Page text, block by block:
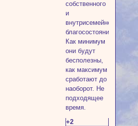
собственного
и
внутрисемейного
благосостояния.
Как минимум
они будут
бесполезны,
как максимум
сработают до
наоборот. Не
подходящее
время.
+2